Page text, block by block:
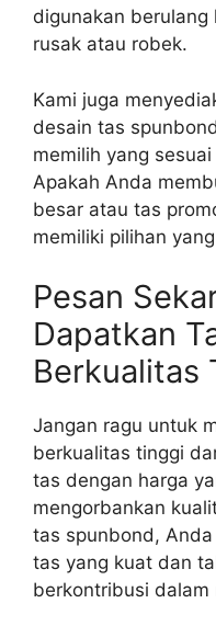
digunakan
rusak atau robek.
Kami juga
desain tas
memilih yang
Apakah Anda
besar atau tas
memiliki pilihan
Pesan
Dapatkan
Berkualitas
Jangan ragu untuk
berkualitas tinggi
tas dengan harga
mengorbankan
tas spunbond,
tas yang kuat dan
berkontribusi dalam